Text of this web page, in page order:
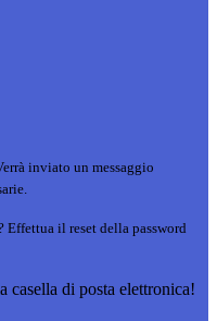
inviato un messaggio
Effettua il reset della password
casella di posta elettronica!